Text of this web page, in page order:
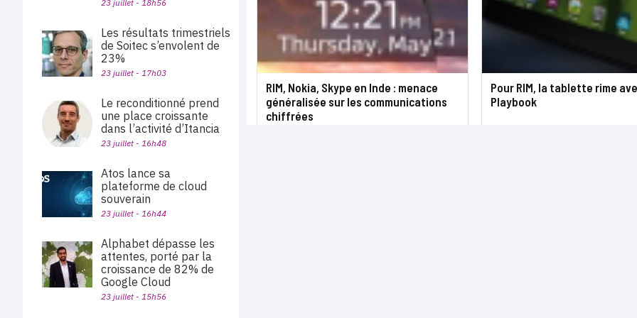
RIM, Nokia, Skype en Inde : menace
généralisée sur les communications
chiffrées
Pour RIM, la tablette rime
Playbook
23 juillet - 18h56
Les résultats trimestriels
de Soitec s’envolent de
23%
23 juillet - 17h03
Le reconditionné prend
une place croissante
dans l’activité d’Itancia
23 juillet - 16h48
Atos lance sa
plateforme de cloud
souverain
23 juillet - 16h44
Alphabet dépasse les
attentes, porté par la
croissance de 82% de
Google Cloud
23 juillet - 15h56